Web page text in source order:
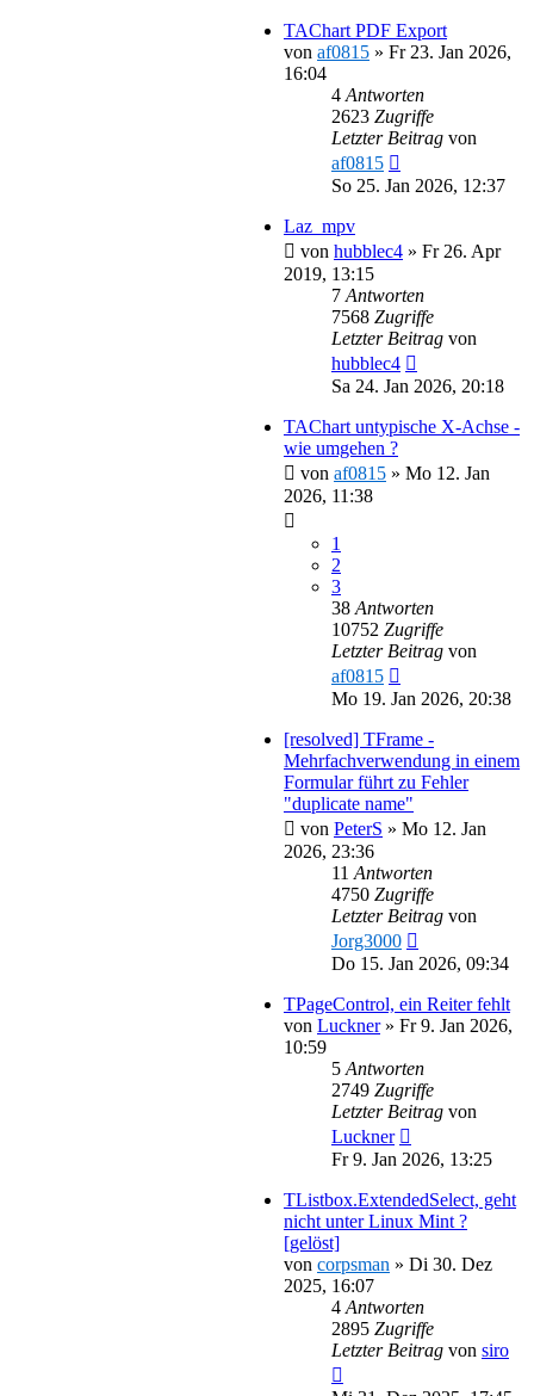
TAChart PDF Export
von af0815 » Fr 23. Jan 2026,
16:04
4 Antworten
2623 Zugriffe
Letzter Beitrag von
af0815
So 25. Jan 2026, 12:37
Laz_mpv
von hubblec4 » Fr 26. Apr
2019, 13:15
7 Antworten
7568 Zugriffe
Letzter Beitrag von
hubblec4
Sa 24. Jan 2026, 20:18
TAChart untypische X-Achse -
wie umgehen ?
von af0815 » Mo 12. Jan
2026, 11:38
1
2
3
38 Antworten
10752 Zugriffe
Letzter Beitrag von
af0815
Mo 19. Jan 2026, 20:38
[resolved] TFrame -
Mehrfachverwendung in einem
Formular führt zu Fehler
"duplicate name"
von PeterS » Mo 12. Jan
2026, 23:36
11 Antworten
4750 Zugriffe
Letzter Beitrag von
Jorg3000
Do 15. Jan 2026, 09:34
TPageControl, ein Reiter fehlt
von Luckner» Fr 9. Jan 2026,
10:59
5 Antworten
2749 Zugriffe
Letzter Beitrag von
Luckner
Fr 9. Jan 2026, 13:25
TListbox.ExtendedSelect, geht
nicht unter Linux Mint ?
[gelöst]
von corpsman » Di 30. Dez
2025, 16:07
4 Antworten
2895 Zugriffe
Letzter Beitrag von siro